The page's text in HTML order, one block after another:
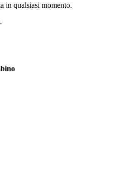
in qualsiasi momento.